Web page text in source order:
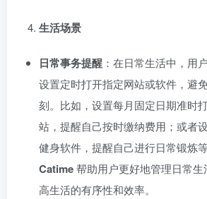
生活场景
日常事务提醒 ：在日常生活中，用
设置定时打开指定网站或软件，避
刻。比如，设置每月固定日期准时
站，提醒自己按时缴纳费用；或者
健身软件，提醒自己进行日常锻炼
Catime帮助用户更好地管理日常
高生活的有序性和效率。